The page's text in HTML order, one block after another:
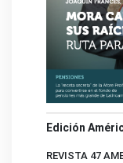
Edición
REVISTA 47